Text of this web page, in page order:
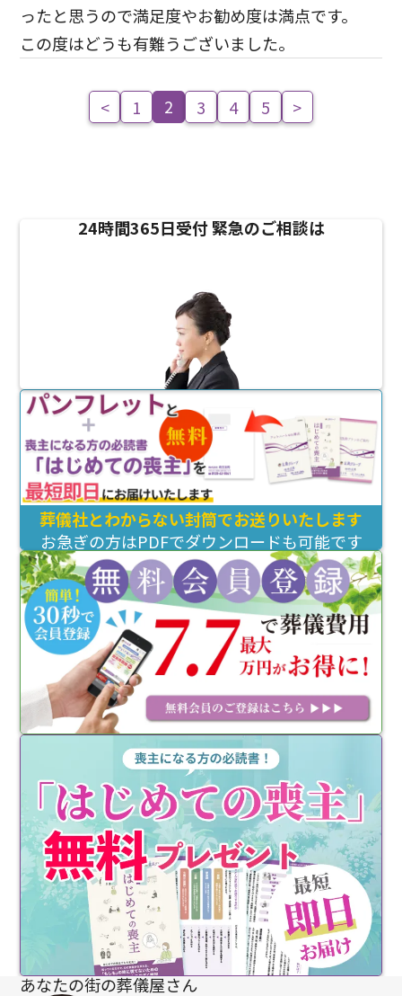
ったと思うので満足度やお勧め度は満点です。
この度はどうも有難うございました。
< 1 2 3 4 5 >
24時間365日受付緊急のご相談は
葬儀社とわからない封筒でお送りいたします
お急ぎの方はPDFでダウンロードも可能です
あなたの街の葬儀屋さん